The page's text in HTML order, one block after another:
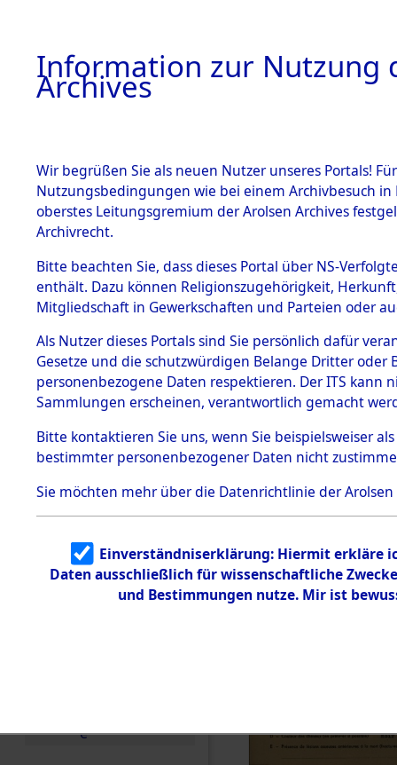
BESTÄNDE
1.
mente
5. Verschiedenes
5.3
Todesmärsche
5.3.1 Alliierte
Erhebungen
zu
Todesmärsch
en
5.3.2
Identifizierun
g
5.3.3
Todesmärsch
e
Information zur Nutzung
Archives
Wir begrüßen Sie als neuen Nutzer unseres Portals!
Nutzungsbedingungen wie bei einem Archivbesuch
oberstes Leitungsgremium der Arolsen Archives
Archivrecht.
Bitte beachten Sie, dass dieses Portal über NS-
enthält. Dazu können Religionszugehörigkeit,
Mitgliedschaft in Gewerkschaften und Parteien oder
Als Nutzer dieses Portals sind Sie persönlich dafür
Gesetze und die schutzwürdigen Belange Dritter
personenbezogene Daten respektieren. Der ITS
Sammlungen erscheinen, verantwortlich gemacht
Bitte kontaktieren Sie uns, wenn Sie beispielsweiser
bestimmter personenbezogener Daten nicht
Sie möchten mehr über die Datenrichtlinie der Arolsen
Einverständniserklärung: Hiermit erkläre
Daten ausschließlich für wissenschaftliche
und Bestimmungen nutze. Mir ist